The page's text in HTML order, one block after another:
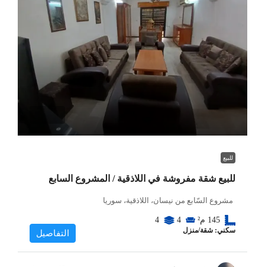
للبيع
للبيع شقة مفروشة في اللاذقية / المشروع السابع
مشروع السّابع من نيسان، اللاذقية، سوريا
145 م² 4
4
سكني: شقة/منزل التفاصيل